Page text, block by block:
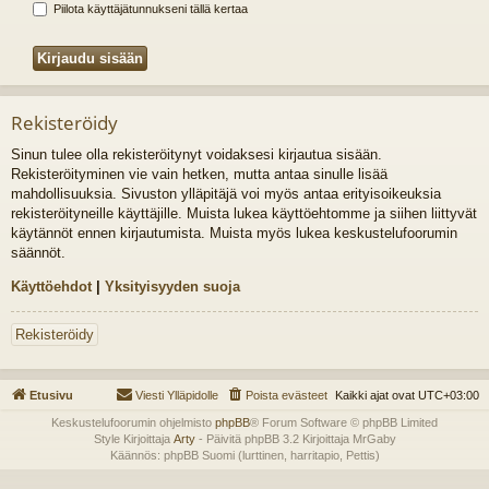
Piilota käyttäjätunnukseni tällä kertaa
Rekisteröidy
Sinun tulee olla rekisteröitynyt voidaksesi kirjautua sisään.
Rekisteröityminen vie vain hetken, mutta antaa sinulle lisää
mahdollisuuksia. Sivuston ylläpitäjä voi myös antaa erityisoikeuksia
rekisteröityneille käyttäjille. Muista lukea käyttöehtomme ja siihen liittyvät
käytännöt ennen kirjautumista. Muista myös lukea keskustelufoorumin
säännöt.
Käyttöehdot | Yksityisyyden suoja
Rekisteröidy
Etusivu Kaikki ajat ovat UTC+03:00
Poista evästeet
Viesti Ylläpidolle
Keskustelufoorumin ohjelmisto phpBB® Forum Software © phpBB Limited
Style Kirjoittaja Arty- Päivitä phpBB 3.2 Kirjoittaja MrGaby
Käännös: phpBB Suomi (lurttinen, harritapio, Pettis)